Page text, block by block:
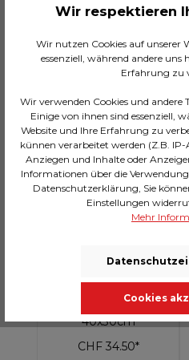
In den Warenkorb
Glasbild Mister Leo
40x30cm
CHF 34.50*
Wir respektieren
Wir nutzen Cookies auf unserer
essenziell, während andere uns
Erfahrung zu
Wir verwenden Cookies und andere
Einige von ihnen sind essenziell,
Website und Ihre Erfahrung zu
künnen verarbeitet werden (Z.B. IP-
Anziegen und Inhalte oder
Informationen über die
Datenschutzerklärung, Sie
Einstellungen
Mehr
Cookies